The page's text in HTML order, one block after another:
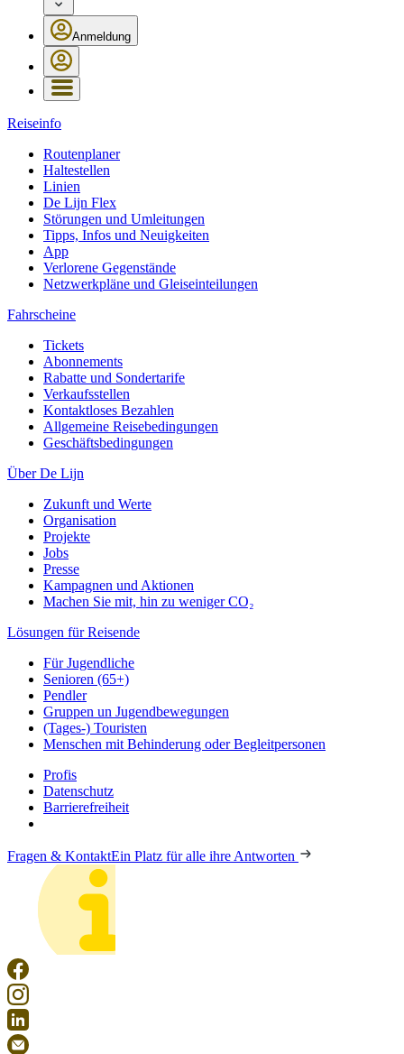
Anmeldung
Reiseinfo
Routenplaner
Haltestellen
Linien
De Lijn Flex
Störungen und Umleitungen
Tipps, Infos und Neuigkeiten
App
Verlorene Gegenstände
Netzwerkpläne und Gleiseinteilungen
Fahrscheine
Tickets
Abonnements
Rabatte und Sondertarife
Verkaufsstellen
Kontaktloses Bezahlen
Allgemeine Reisebedingungen
Geschäftsbedingungen
Über De Lijn
Zukunft und Werte
Organisation
Projekte
Jobs
Presse
Kampagnen und Aktionen
Machen Sie mit, hin zu weniger CO₂
Lösungen für Reisende
Für Jugendliche
Senioren (65+)
Pendler
Gruppen un Jugendbewegungen
(Tages-) Touristen
Menschen mit Behinderung oder Begleitpersonen
Profis
Datenschutz
Barrierefreiheit
Fragen & KontaktEin Platz für alle ihre Antworten